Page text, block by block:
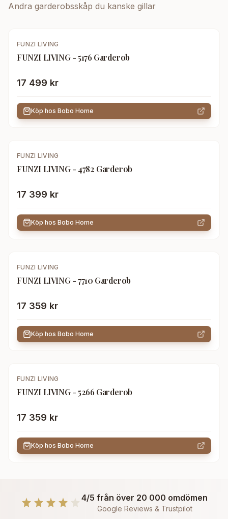
Andra garderobsskåp du kanske gillar
FUNZI LIVING
FUNZI LIVING - 5176 Garderob
17 499 kr
Köp hos Bobo Home
FUNZI LIVING
FUNZI LIVING - 4782 Garderob
17 399 kr
Köp hos Bobo Home
FUNZI LIVING
FUNZI LIVING - 7710 Garderob
17 359 kr
Köp hos Bobo Home
FUNZI LIVING
FUNZI LIVING - 5266 Garderob
17 359 kr
Köp hos Bobo Home
4/5 från över 20 000 omdömen
Google Reviews & Trustpilot